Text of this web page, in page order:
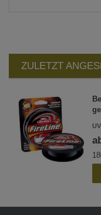
ZULETZT